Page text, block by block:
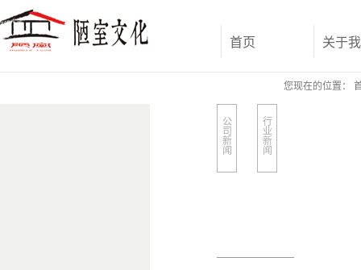
首页 关于
您现在的位置：
公
司
新
闻
行
业
新
闻